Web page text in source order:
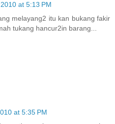
at 5:13 PM
melayang2 itu kan bukang fakir
tukang hancur2in barang...
at 5:35 PM